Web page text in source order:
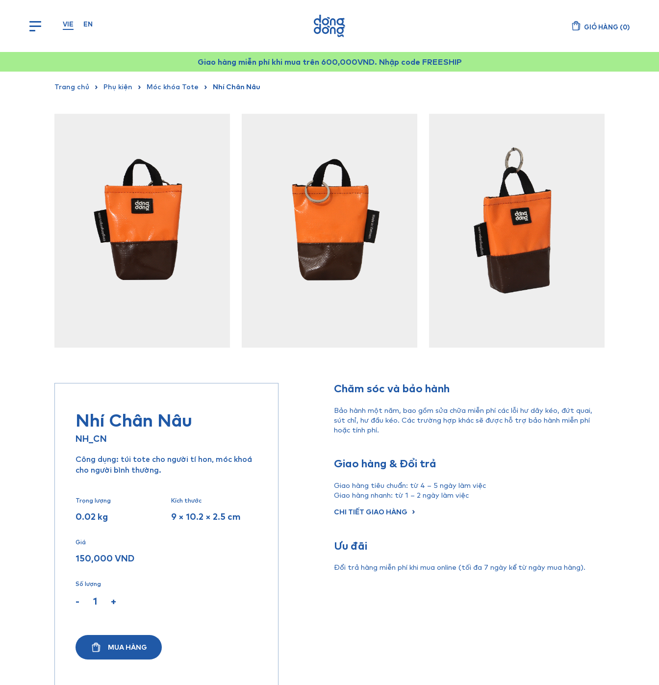
VIE EN GIỎ HÀNG (0)
Giao hàng miễn phí khi mua trên 600,000VND. Nhập code FREESHIP
Trang chủ Phụ kiện Móc khóa Tote Nhí Chân Nâu
Nhí Chân Nâu
NH_CN
Công dụng: túi tote cho người tí hon, móc khoá
cho người bình thường.
Trọng lượng
0.02 kg
Kích thước
9 × 10.2 × 2.5 cm
Giá
150,000 VND
Số lượng
- +
MUA HÀNG
Chăm sóc và bảo hành
Bảo hành một năm, bao gồm sửa chữa miễn phí các lỗi hư dây kéo, đứt quai,
sút chỉ, hư đầu kéo. Các trường hợp khác sẽ được hỗ trợ bảo hành miễn phí
hoặc tính phí.
Giao hàng & Đổi trả
Giao hàng tiêu chuẩn: từ 4 – 5 ngày làm việc
Giao hàng nhanh: từ 1 – 2 ngày làm việc
CHI TIẾT GIAO HÀNG
Ưu đãi
Đổi trả hàng miễn phí khi mua online (tối đa 7 ngày kể từ ngày mua hàng).